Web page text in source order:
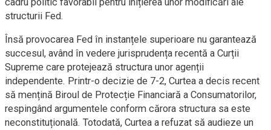
structurii Fed.
Însă provocarea Fed în instanțele superioare nu garantează
succesul, având în vedere jurisprudența recentă a Curții
Supreme care protejează structura unor agenții
independente. Printr-o decizie de 7-2, Curtea a decis recent
să mențină Biroul de Protecție Financiară a Consumatorilor,
respingând argumentele conform cărora structura sa este
neconstituțională. Totodată, Curtea a refuzat să audieze un